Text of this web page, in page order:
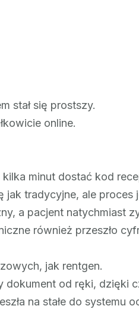
stał się prostszy.
online.
minut dostać kod
jak tradycyjne, ale
a pacjent natychmiast
również przeszło
jak rentgen.
dokument od ręki, dzięki
na stałe do systemu